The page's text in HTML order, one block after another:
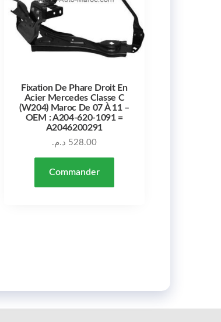
Fixation De Phare Droit En
Acier Mercedes Classe C
(W204) Maroc De 07 À 11 –
OEM : A204-620-1091 =
A2046200291
528.00 د.م.
Commander